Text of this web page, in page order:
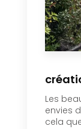
Les
envies
cela